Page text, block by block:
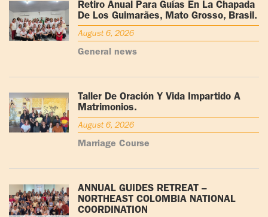
Retiro Anual Para Guías En La Chapada
De Los Guimarães, Mato Grosso, Brasil.
August 6, 2026
General news
Taller De Oración Y Vida Impartido A
Matrimonios.
August 6, 2026
Marriage Course
ANNUAL GUIDES RETREAT –
NORTHEAST COLOMBIA NATIONAL
COORDINATION